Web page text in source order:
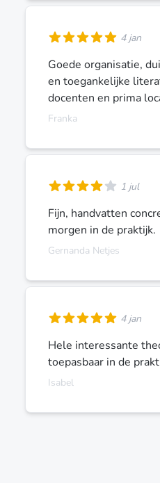
4 jan
Goede organisatie,
en toegankelijke
docenten en prima
Franka
1 jul
Fijn, handvatten
morgen in de praktijk.
Gernanda Netjes
4 jan
Hele interessante
toepasbaar in de
Isabel